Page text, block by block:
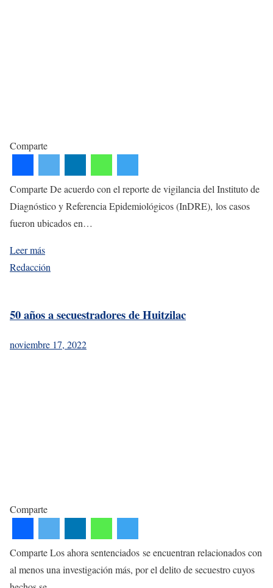
Comparte
Comparte De acuerdo con el reporte de vigilancia del Instituto de
Diagnóstico y Referencia Epidemiológicos (InDRE), los casos
fueron ubicados en…
Leer más
Redacción
50 años a secuestradores de Huitzilac
noviembre 17, 2022
Comparte
Comparte Los ahora sentenciados se encuentran relacionados con
al menos una investigación más, por el delito de secuestro cuyos